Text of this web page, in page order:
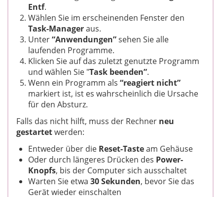
Entf.
Wählen Sie im erscheinenden Fenster den
Task-Manageraus.
Unter“Anwendungen”sehen Sie alle
laufenden Programme.
Klicken Sie auf das zuletzt genutzte Programm
und wählen Sie "Task beenden”.
Wenn ein Programm als “reagiert nicht”
markiert ist, ist es wahrscheinlich die Ursache
für den Absturz.
Falls das nicht hilft, muss der Rechner neu
gestartetwerden:
Entweder über die Reset-Tasteam Gehäuse
Oder durch längeres Drücken des Power-
Knopfs, bis der Computer sich ausschaltet
Warten Sie etwa 30 Sekunden, bevor Sie das
Gerät wieder einschalten